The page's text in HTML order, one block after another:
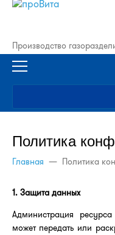
Производство
Политика
Главная — Политика
1. Защита данных
Администрация ресурса
может передать или